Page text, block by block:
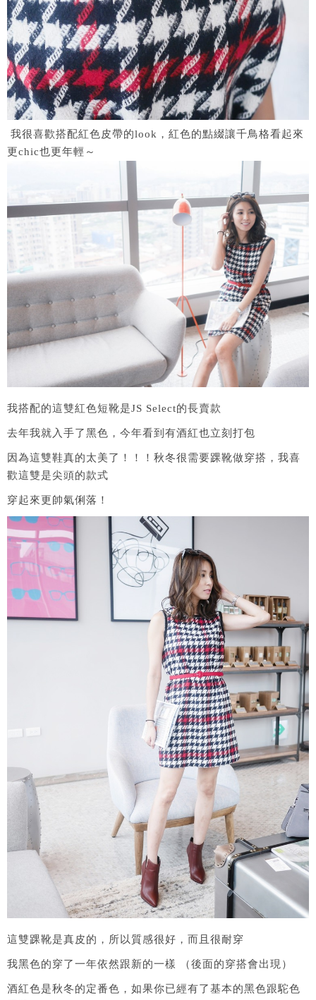
我很喜歡搭配紅色皮帶的look，紅色的點綴讓千鳥格看起來
更chic也更年輕～
我搭配的這雙紅色短靴是JS Select的長賣款
去年我就入手了黑色，今年看到有酒紅也立刻打包
因為這雙鞋真的太美了！！！秋冬很需要踝靴做穿搭，我喜
歡這雙是尖頭的款式
穿起來更帥氣俐落！
這雙踝靴是真皮的，所以質感很好，而且很耐穿
我黑色的穿了一年依然跟新的一樣 （後面的穿搭會出現）
酒紅色是秋冬的定番色，如果你已經有了基本的黑色跟駝色